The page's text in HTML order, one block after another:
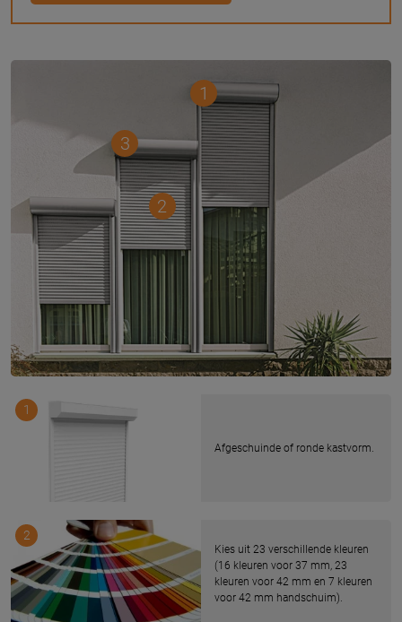
1
2
3
Afgeschuinde of ronde kastvorm.
1
Kies uit 23 verschillende kleuren
(16 kleuren voor 37 mm, 23
kleuren voor 42 mm en 7 kleuren
voor 42 mm handschuim).
2